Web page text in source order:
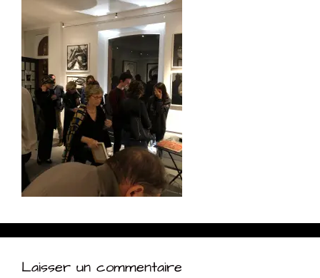
Laisser un commentaire